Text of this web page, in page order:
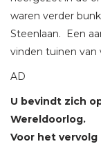
waren verder
Steenlaan. Een
vinden tuinen van
AD
U bevindt zich
Wereldoorlog.
Voor het vervolg